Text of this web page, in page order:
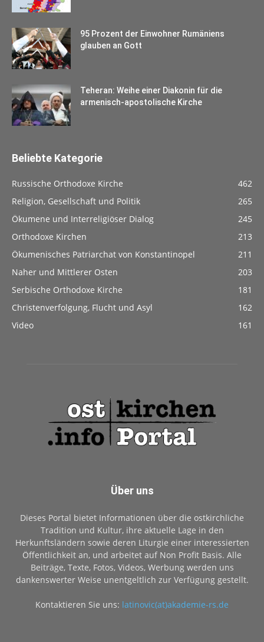
95 Prozent der Einwohner Rumäniens
glauben an Gott
Teheran: Weihe einer Diakonin für die
armenisch-apostolische Kirche
Beliebte Kategorie
Russische Orthodoxe Kirche
462
Religion, Gesellschaft und Politik
265
Ökumene und Interreligiöser Dialog
245
Orthodoxe Kirchen
213
Ökumenisches Patriarchat von Konstantinopel
211
Naher und Mittlerer Osten
203
Serbische Orthodoxe Kirche
181
Christenverfolgung, Flucht und Asyl
162
Video
161
Über uns
Dieses Portal bietet Informationen über die ostkirchliche
Tradition und Kultur, ihre aktuelle Lage in den
Herkunftsländern sowie deren Liturgie einer interessierten
Öffentlichkeit an, und arbeitet auf Non Profit Basis. Alle
Beiträge, Texte, Fotos, Videos, Werbung werden uns
dankenswerter Weise unentgeltlich zur Verfügung gestellt.
Kontaktieren Sie uns: latinovic(at)akademie-rs.de